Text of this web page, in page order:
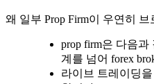
왜 일부 Prop Firm이 우연히
prop firm은 다음과
계를 넘어 forex
라이브 트레이딩